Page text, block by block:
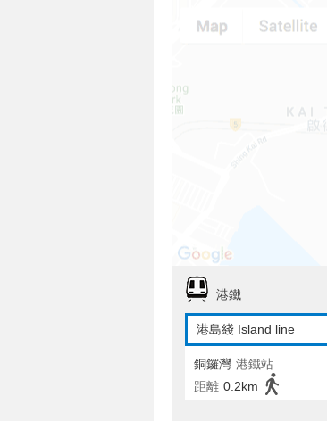
港鐵
港島綫 Island line
銅鑼灣 港鐵站
距離 0.2km